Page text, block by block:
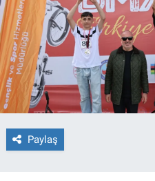
Paylaş
Künye
Son Dakika Haberleri
Haber Arşivi